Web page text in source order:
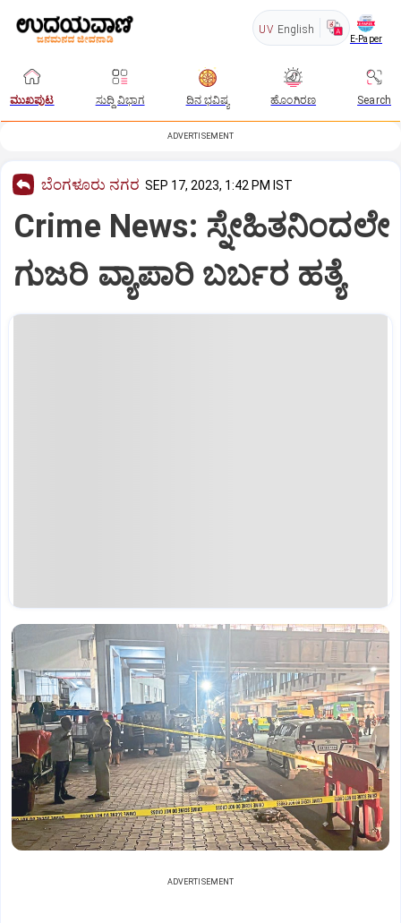
UV English
E-Paper
ಮುಖಪುಟ ಸುದ್ದಿ ವಿಭಾಗ ದಿನ ಭವಿಷ್ಯ ಹೊಂಗಿರಣ Search
ADVERTISEMENT
ಬೆಂಗಳೂರು ನಗರ SEP 17, 2023, 1:42 PM IST
Crime News: ಸ್ನೇಹಿತನಿಂದಲೇ
ಗುಜರಿ ವ್ಯಾಪಾರಿ ಬರ್ಬರ ಹತ್ಯೆ
ADVERTISEMENT